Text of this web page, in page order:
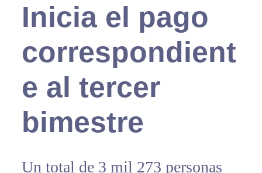
Inicia el pago
correspondient
e al tercer
bimestre
Un total de 3 mil 273 personas